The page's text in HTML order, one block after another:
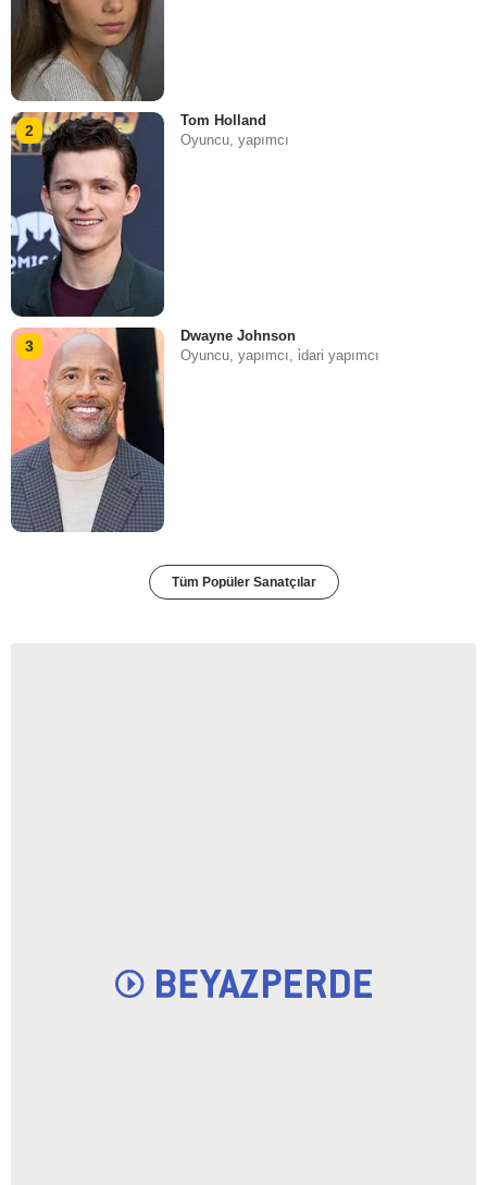
2
Tom Holland
Oyuncu, yapımcı
3
Dwayne Johnson
Oyuncu, yapımcı, i̇dari yapımcı
Tüm Popüler Sanatçılar